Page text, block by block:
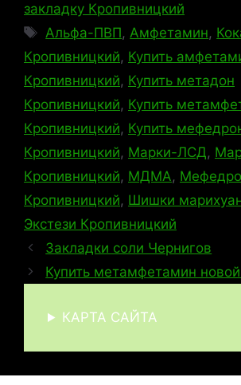
закладку Кропивницкий
Метки
Альфа-ПВП,Амфетамин,
Кропивницкий, Купить
Кропивницкий, Купить метадон
Кропивницкий, Купить
Кропивницкий, Купить
Кропивницкий, Марки-ЛСД,
Кропивницкий, МДМА,
Кропивницкий, Шишки
Экстези Кропивницкий
Закладки соли Чернигов
Купить метамфетамин
КАРТА САЙТА